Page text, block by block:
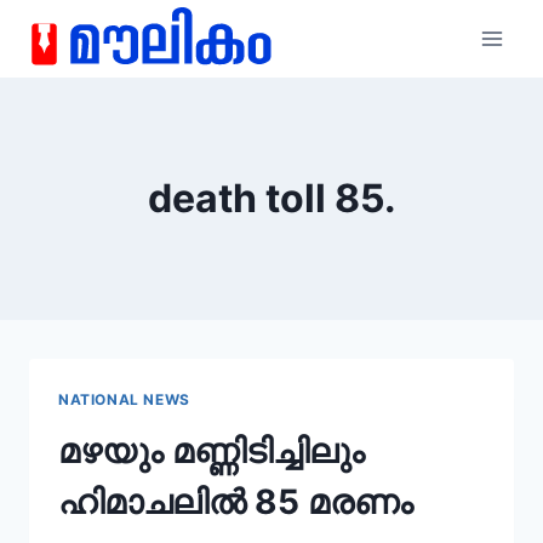
death toll 85.
NATIONAL NEWS
മഴയും മണ്ണിടിച്ചിലും
ഹിമാചലിൽ 85 മരണം